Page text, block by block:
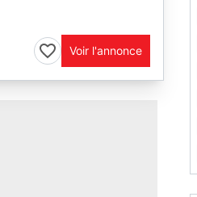
Voir l'annonce